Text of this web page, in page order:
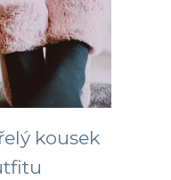
kousek